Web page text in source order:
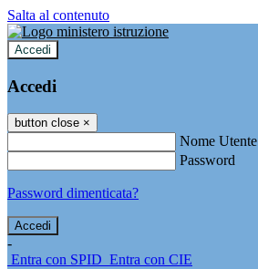
Salta al contenuto
Accedi
Accedi
button close ×
Nome Utente
Password
Password dimenticata?
-
Entra con SPID Entra con CIE